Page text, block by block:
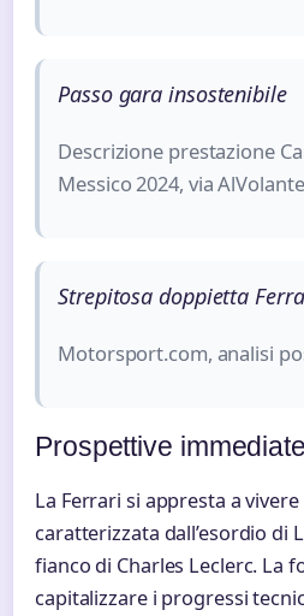
Passo gara insostenibile
Descrizione prestazione
Messico 2024, via AlVolante
Strepitosa doppietta
Motorsport.com, analisi
Prospettive immediate
La Ferrari si appresta a
caratterizzata dall’esordio di
fianco di Charles Leclerc. La
capitalizzare i progressi